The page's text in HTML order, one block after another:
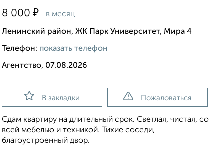
8 000 ₽ в месяц
Ленинский район, ЖК Парк Университет, Мира 4
Телефон: показать телефон
Агентство, 07.08.2026
В закладки Пожаловаться
Сдам квартиру на длительный срок. Светлая, чистая, со
всей мебелью и техникой. Тихие соседи,
благоустроенный двор.